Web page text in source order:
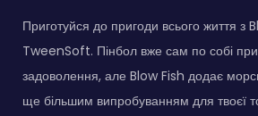
Приготуйся до пригоди всього життя з
TweenSoft. Пінбол вже сам по собі
задоволення, але Blow Fish додає
ще більшим випробуванням для твоєї